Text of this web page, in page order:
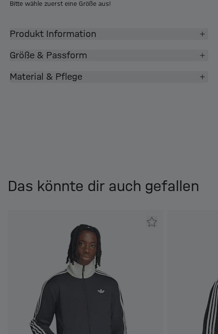
Bitte wähle zuerst eine Größe aus!
Produkt Information
Größe & Passform
Material & Pflege
Das könnte dir auch gefallen